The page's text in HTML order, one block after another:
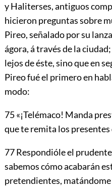
y Haliterses, antiguos
hicieron preguntas sobre
Pireo, señalado por su
ágora, á través de la
lejos de éste, sino que en
Pireo fué el primero en
modo:
75«¡Telémaco! Manda
que te remita los
77Respondióle el
sabemos cómo acabarán
pretendientes,